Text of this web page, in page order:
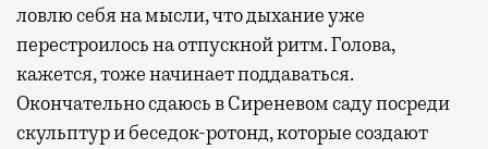
ловлю себя на мысли, что дыхание уже
перестроилось на отпускной ритм. Голова,
кажется, тоже начинает поддаваться.
Окончательно сдаюсь в Сиреневом саду посреди
скульптур и беседок-ротонд, которые создают